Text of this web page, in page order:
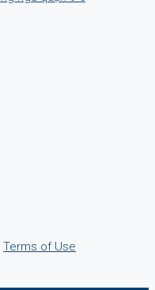
Terms of Use